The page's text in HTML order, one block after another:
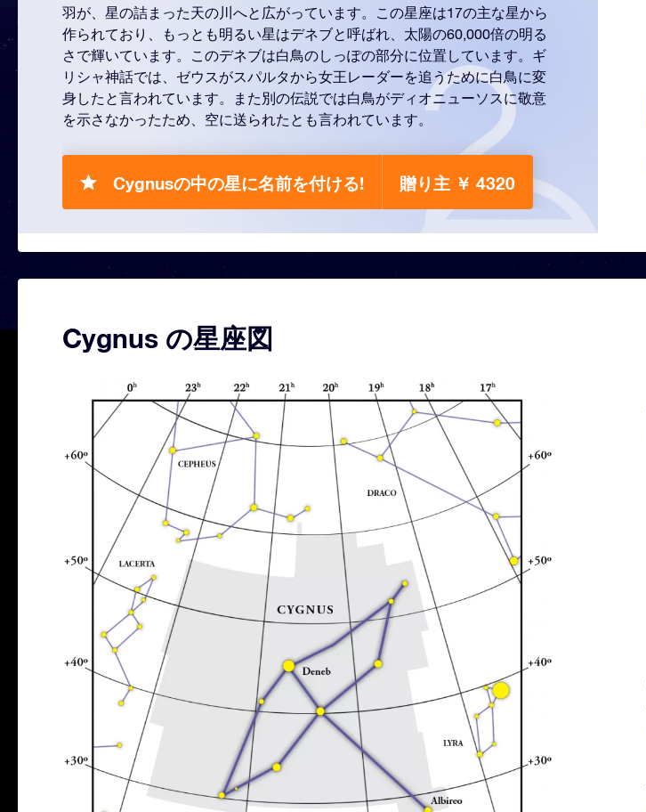
羽が、星の詰まった天の川へと広がっています。この星座は17の主な星から
作られており、もっとも明るい星はデネブと呼ばれ、太陽の60,000倍の明る
さで輝いています。このデネブは白鳥のしっぽの部分に位置しています。ギ
リシャ神話では、ゼウスがスパルタから女王レーダーを追うために白鳥に変
身したと言われています。また別の伝説では白鳥がディオニューソスに敬意
を示さなかったため、空に送られたとも言われています。
Cygnusの中の星に名前を付ける! 贈り主 ￥ 4320
Cygnus の星座図